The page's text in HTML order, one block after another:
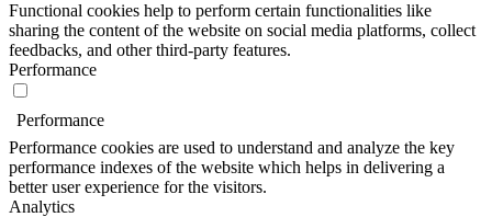
Functional cookies help to perform certain functionalities like
sharing the content of the website on social media platforms, collect
feedbacks, and other third-party features.
Performance
Performance
Performance cookies are used to understand and analyze the key
performance indexes of the website which helps in delivering a
better user experience for the visitors.
Analytics